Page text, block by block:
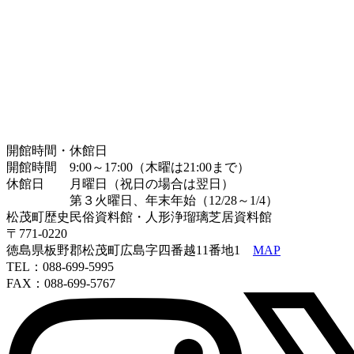
開館時間・休館日
開館時間 9:00～17:00（木曜は21:00まで）
休館日 月曜日（祝日の場合は翌日）
第３火曜日、年末年始（12/28～1/4）
松茂町歴史民俗資料館・人形浄瑠璃芝居資料館
〒771-0220
徳島県板野郡松茂町広島字四番越11番地1 MAP
TEL：088-699-5995
FAX：088-699-5767